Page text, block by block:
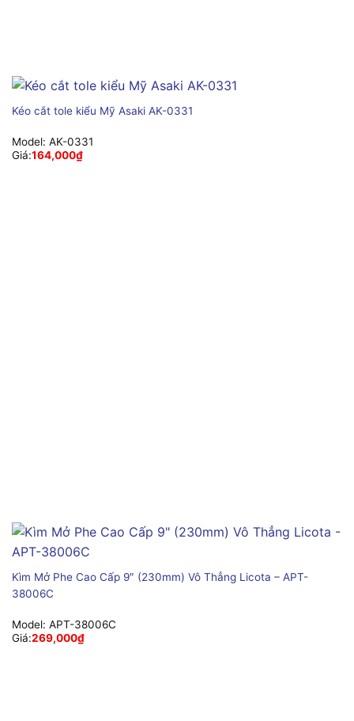
Kéo cắt tole kiểu Mỹ Asaki AK-0331
Model: AK-0331
Giá:164,000₫
Kìm Mở Phe Cao Cấp 9″ (230mm) Vô Thẳng Licota – APT-
38006C
Model: APT-38006C
Giá:269,000₫